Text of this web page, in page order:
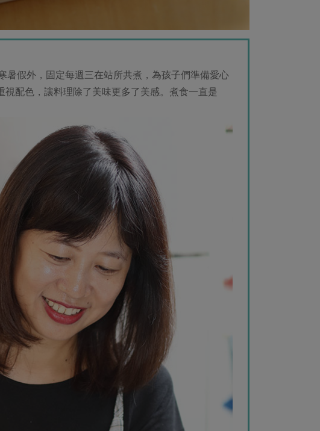
暑假外，固定每週三在站所共煮，為孩子們準備愛心
配色，讓料理除了美味更多了美感。煮食一直是